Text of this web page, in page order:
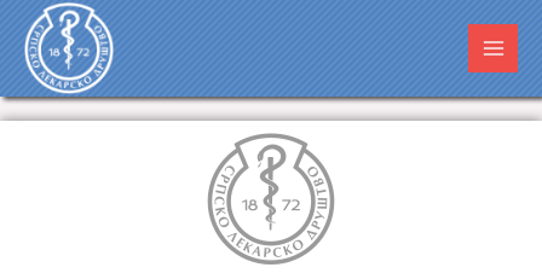
Пређи
садржај
Main